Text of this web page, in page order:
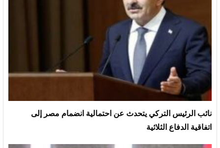
نائب الرئيس التركي يتحدث عن احتمالية انضمام مصر إلى
اتفاقية الدفاع الثلاثية